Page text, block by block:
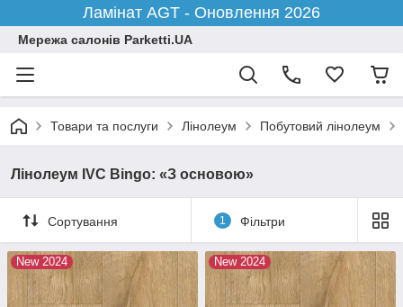
Ламінат AGT - Оновлення 2026
Мережа салонів Parketti.UA
Товари та послуги Лінолеум Побутовий лінолеум
Лінолеум IVC Bingo: «З основою»
Сортування 1 Фільтри
New 2024 New 2024